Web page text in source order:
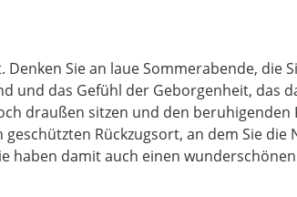
Sie an laue Sommerabende, die
und das Gefühl der Geborgenheit, das
draußen sitzen und den beruhigenden
Rückzugsort, an dem Sie
haben damit auch einen